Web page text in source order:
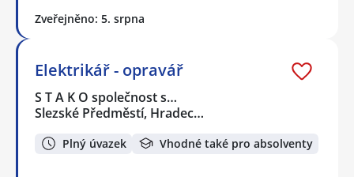
Zveřejněno: 5. srpna
Elektrikář - opravář
S T A K O společnost s…
Slezské Předměstí, Hradec…
Plný úvazek Vhodné také pro absolventy